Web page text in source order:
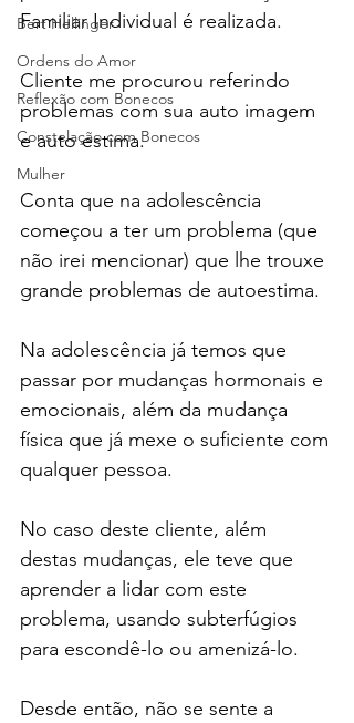
Bert Hellinger
Ordens do Amor
Reflexão com Bonecos
Constelação com Bonecos
Mulher
Familiar Individual é realizada.
Cliente me procurou referindo
problemas com sua auto imagem
e auto estima.
Conta que na adolescência
começou a ter um problema (que
não irei mencionar) que lhe trouxe
grande problemas de autoestima.
Na adolescência já temos que
passar por mudanças hormonais e
emocionais, além da mudança
física que já mexe o suficiente com
qualquer pessoa.
No caso deste cliente, além
destas mudanças, ele teve que
aprender a lidar com este
problema, usando subterfúgios
para escondê-lo ou amenizá-lo.
Desde então, não se sente a